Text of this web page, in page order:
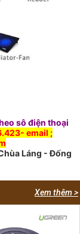
sô điện thoại
email ;
Láng - Đống
Xem thêm >